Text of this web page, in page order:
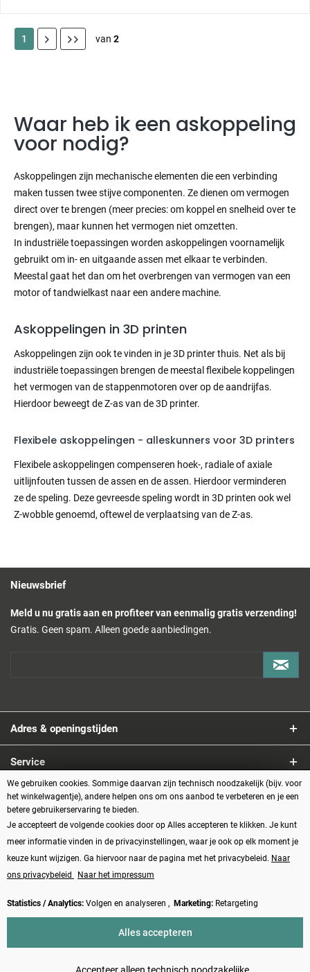
1 van 2
Waar heb ik een askoppeling
voor nodig?
Askoppelingen zijn mechanische elementen die een verbinding
maken tussen twee stijve componenten. Ze dienen om vermogen
direct over te brengen (meer precies: om koppel en snelheid over te
brengen), maar kunnen het vermogen niet omzetten.
In industriële toepassingen worden askoppelingen voornamelijk
gebruikt om in- en uitgaande assen met elkaar te verbinden.
Meestal gaat het dan om het overbrengen van vermogen van een
motor of tandwielkast naar een andere machine.
Askoppelingen in 3D printen
Askoppelingen zijn ook te vinden in je 3D printer thuis. Net als bij
industriële toepassingen brengen de meestal flexibele koppelingen
het vermogen van de stappenmotoren over op de aandrijfas.
Hierdoor beweegt de Z-as van de 3D printer.
Flexibele askoppelingen - alleskunners voor 3D printers
Flexibele askoppelingen compenseren hoek-, radiale of axiale
uitlijnfouten tussen de assen en de assen. Hierdoor verminderen
ze de speling. Deze gevreesde speling wordt in 3D printen ook wel
Z-wobble genoemd, oftewel de verplaatsing van de Z-as.
Nieuwsbrief
Meld u nu gratis aan en profiteer van eenmalig gratis verzending!
Gratis. Geen spam. Alleen goede aanbiedingen.
Adres & openingstijden
Service
Informatie
Betaalmethoden
Vertrag widerrufen
rembourskosten, tenzij anders beschreven
We gebruiken cookies. Sommige daarvan zijn technisch noodzakelijk (bijv. voor
het winkelwagentje), andere helpen ons om ons aanbod te verbeteren en je een
betere gebruikerservaring te bieden.
Je accepteert de volgende cookies door op Alles accepteren te klikken. Je kunt
meer informatie vinden in de privacyinstellingen, waar je ook op elk moment je
keuze kunt wijzigen. Ga hiervoor naar de pagina met het privacybeleid. Naar
ons privacybeleid
Naar het impressum
Statistics / Analytics: Volgen en analyseren , Marketing: Retargeting
Alles accepteren